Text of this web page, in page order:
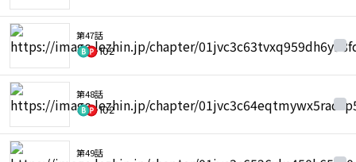
第47話
102
第48話
102
第49話